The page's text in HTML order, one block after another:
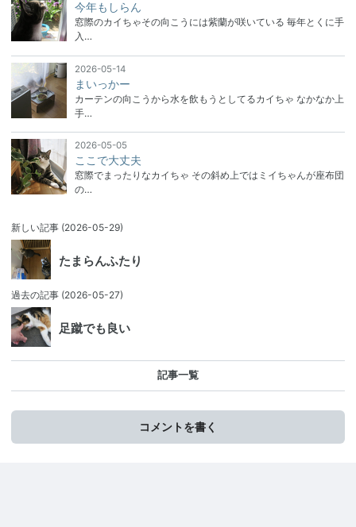
今年もしらん
窓際のカイちゃその向こうには紫蘭が咲いている 毎年とくに手
入…
2026-05-14
まいっかー
カーテンの向こうから水を飲もうとしてるカイちゃ なかなか上
手…
2026-05-05
ここで大丈夫
窓際でまったりなカイちゃ その斜め上ではミイちゃんが座布団
の…
新しい記事 (2026-05-29)
たまらんふたり
過去の記事 (2026-05-27)
足蹴でも良い
記事一覧
コメントを書く